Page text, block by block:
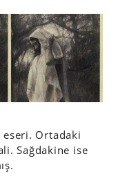
Ortadaki
Sağdakine ise